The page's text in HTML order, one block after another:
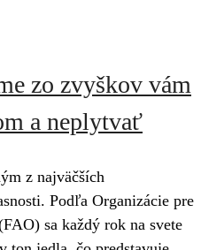
zo zvyškov vám
a neplytvať
z najväčších
Podľa Organizácie pre
sa každý rok na svete